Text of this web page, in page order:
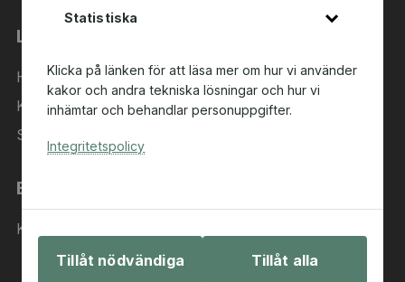
Statistiska
Klicka på länken för att läsa mer om hur vi använder
kakor och andra tekniska lösningar och hur vi
inhämtar och behandlar personuppgifter.
Integritetspolicy
Tillåt nödvändiga Tillåt alla
Länkar
Hem
Kategorier
Sök i sortimentet
Behöver du hjälp?
Kontakta oss